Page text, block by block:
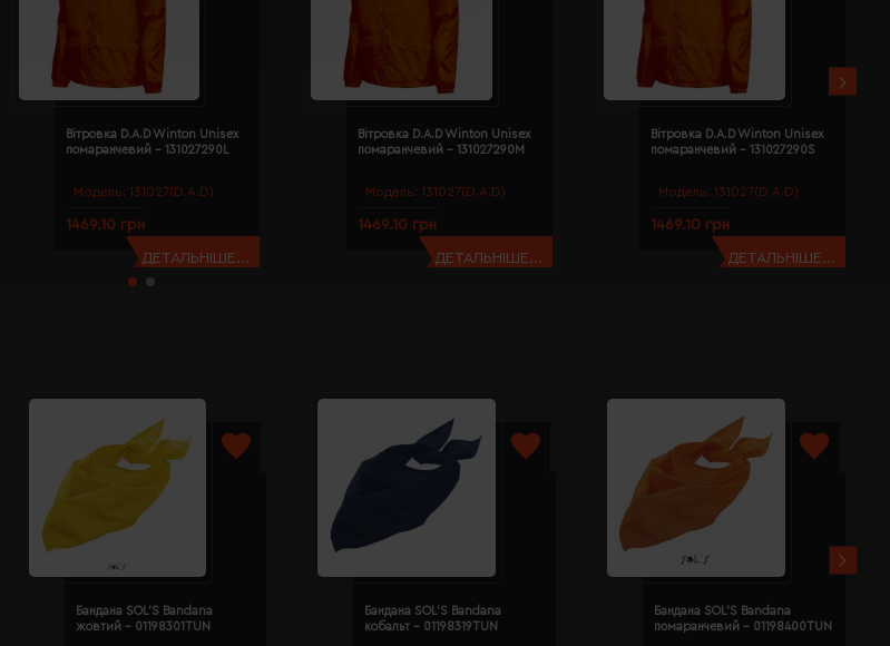
Модель: 131027(D.A.D)
Вітровка D.A.D Winton Unisex
помаранчевий - 131027290L
1469.10 грн
ДЕТАЛЬНІШЕ...
Модель: 131027(D.A.D)
Вітровка D.A.D Winton Unisex
помаранчевий - 131027290M
1469.10 грн
ДЕТАЛЬНІШЕ...
Модель: 131027(D.A.D)
Вітровка D.A.D Winton Unisex
помаранчевий - 131027290S
1469.10 грн
ДЕТАЛЬНІШЕ...
Бандана SOL'S Bandana
жовтий - 01198301TUN
Бандана SOL'S Bandana
кобальт - 01198319TUN
Бандана SOL'S Bandana
помаранчевий - 01198400TUN